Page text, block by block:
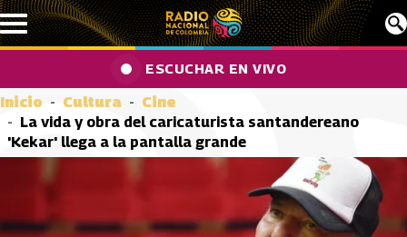
Pasar al contenido principal
ESCUCHAR EN VIVO
Inicio Cultura
Cine
La vida y obra del caricaturista santandereano
'Kekar' llega a la pantalla grande